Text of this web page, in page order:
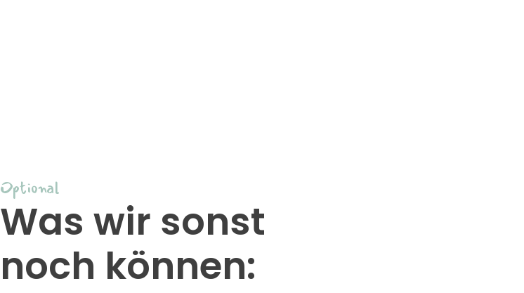
Optional
Was wir sonst
noch können: